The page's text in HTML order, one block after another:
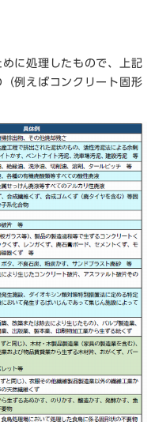
に処理したもので、上記
例えばコンクリート固形